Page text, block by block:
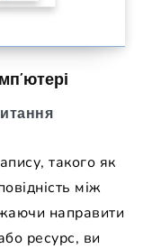
такого як
між
направити
ресурс, ви